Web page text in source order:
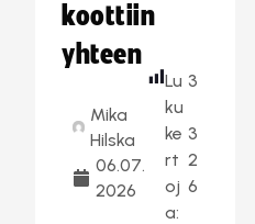
koottiin
yhteen
Mika
Hilska
06.07.
2026
Lu
ku
ke
rt
oj
a:
3
3
2
6